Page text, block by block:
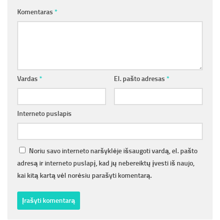
Komentaras *
Vardas * El. pašto adresas *
Interneto puslapis
Noriu savo interneto naršyklėje išsaugoti vardą, el. pašto
adresą ir interneto puslapį, kad jų nebereiktų įvesti iš naujo,
kai kitą kartą vėl norėsiu parašyti komentarą.